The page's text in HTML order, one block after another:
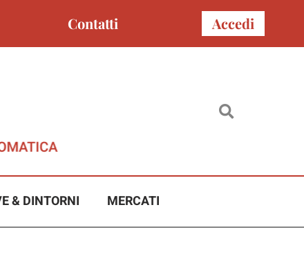
Contatti Accedi
& DINTORNI MERCATI